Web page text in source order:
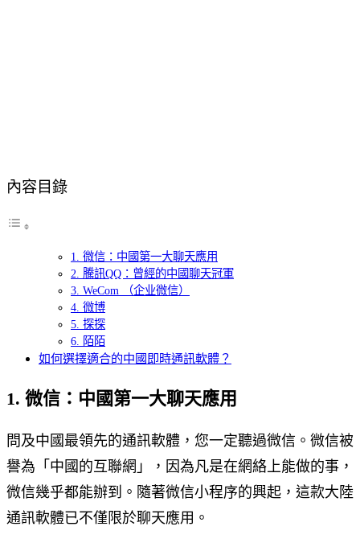
內容目錄
1. 微信：中國第一大聊天應用
2. 騰訊QQ：曾經的中國聊天冠軍
3. WeCom （企业微信）
4. 微博
5. 探探
6. 陌陌
如何選擇適合的中國即時通訊軟體？
1. 微信：中國第一大聊天應用
問及中國最領先的通訊軟體，您一定聽過微信。微信被
譽為「中國的互聯網」，因為凡是在網絡上能做的事，
微信幾乎都能辦到。隨著微信小程序的興起，這款大陸
通訊軟體已不僅限於聊天應用。